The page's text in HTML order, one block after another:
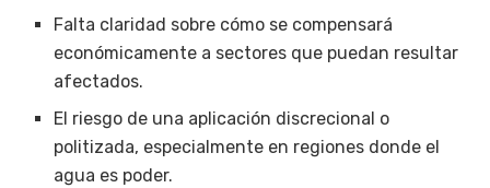
Falta claridad sobre cómo se compensará
económicamente a sectores que puedan resultar
afectados.
El riesgo de una aplicación discrecional o
politizada, especialmente en regiones donde el
agua es poder.